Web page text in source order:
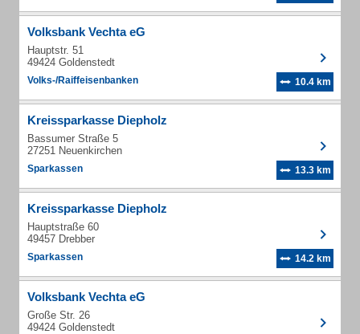
Volksbank Vechta eG
Hauptstr. 51
49424 Goldenstedt
Volks-/Raiffeisenbanken 10.4 km
Kreissparkasse Diepholz
Bassumer Straße 5
27251 Neuenkirchen
Sparkassen 13.3 km
Kreissparkasse Diepholz
Hauptstraße 60
49457 Drebber
Sparkassen 14.2 km
Volksbank Vechta eG
Große Str. 26
49424 Goldenstedt